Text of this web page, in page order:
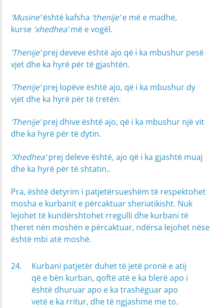
‘Musine’është kafsha ‘thenije’e më e madhe,
kurse ‘xhedhea’më e vogël.
‘Thenije’prej deveve është ajo që i ka mbushur pesë
vjet dhe ka hyrë për të gjashtën.
‘Thenije’prej lopëve është ajo, që i ka mbushur dy
vjet dhe ka hyrë për të tretën.
‘Thenije’prej dhive është ajo, që i ka mbushur një vit
dhe ka hyrë për të dytin.
‘Xhedhea’prej deleve është, ajo që i ka gjashtë muaj
dhe ka hyrë për të shtatin..
Pra, është detyrim i patjetërsueshëm të respektohet
mosha e kurbanit e përcaktuar sheriatikisht. Nuk
lejohet të kundërshtohet rregulli dhe kurbani të
theret nën moshën e përcaktuar, ndërsa lejohet nëse
është mbi atë moshë.
Kurbani patjetër duhet të jetë pronë e atij
që e bën kurban, qoftë atë e ka blerë apo i
është dhuruar apo e ka trashëguar apo
vetë e ka rritur, dhe të ngjashme me to.